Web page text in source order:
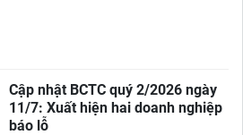
Cập nhật BCTC quý 2/2026 ngày
11/7: Xuất hiện hai doanh nghiệp
báo lỗ